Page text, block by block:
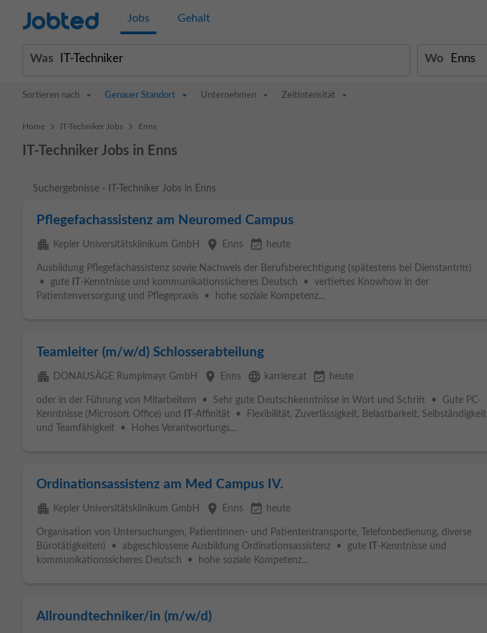
Jobted Jobs Gehalt
Was Wo
Sortieren nach Genauer Standort Unternehmen Zeitintensität
Home > IT-Techniker Jobs > Enns
IT-Techniker Jobs in Enns
Suchergebnisse - IT-Techniker Jobs in Enns
Pflegefachassistenz am Neuromed Campus
apartment Kepler Universitätsklinikum GmbH place Enns event_available heute
Ausbildung Pflegefachassistenz sowie Nachweis der Berufsberechtigung (spätestens bei Dienstantritt)
• gute
-Kenntnisse und kommunikationssicheres Deutsch • vertieftes Knowhow in der
Patientenversorgung und Pflegepraxis • hohe soziale Kompetenz...
Teamleiter (m/w/d) Schlosserabteilung
apartment DONAUSÄGE Rumplmayr GmbH place Enns language karriere.at event_available heute
oder in der Führung von Mitarbeitern • Sehr gute Deutschkenntnisse in Wort und Schrift • Gute PC-
Kenntnisse (Microsoft Office) und
-Affinität • Flexibilität, Zuverlässigkeit, Belastbarkeit, Selbständigkeit
und Teamfähigkeit • Hohes Verantwortungs...
Ordinationsassistenz am Med Campus IV.
apartment Kepler Universitätsklinikum GmbH place Enns event_available heute
Organisation von Untersuchungen, Patientinnen- und Patiententransporte, Telefonbedienung, diverse
Bürotätigkeiten) • abgeschlossene Ausbildung Ordinationsassistenz • gute
-Kenntnisse und
kommunikationssicheres Deutsch • hohe soziale Kompetenz...
Allroundtechniker/in (m/w/d)